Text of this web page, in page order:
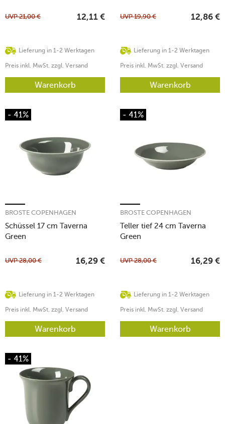
Lieferung in 1-2 Werktagen
UVP21,00 € 12,11 €
Preis inkl. MwSt. zzgl. Versand
Warenkorb
Lieferung in 1-2 Werktagen
UVP19,90 € 12,86 €
Preis inkl. MwSt. zzgl. Versand
Warenkorb
- 41%
Schüssel 17 cm Taverna
Green
BROSTE COPENHAGEN
Lieferung in 1-2 Werktagen
UVP28,00 € 16,29 €
Preis inkl. MwSt. zzgl. Versand
Warenkorb
- 41%
Teller tief 24 cm Taverna
Green
BROSTE COPENHAGEN
Lieferung in 1-2 Werktagen
UVP28,00 € 16,29 €
Preis inkl. MwSt. zzgl. Versand
Warenkorb
- 41%